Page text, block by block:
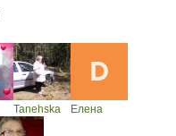
Tanehska Елена